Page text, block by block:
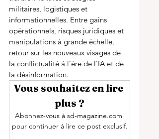
militaires, logistiques et
informationnelles. Entre gains
opérationnels, risques juridiques et
manipulations à grande échelle,
retour sur les nouveaux visages de
la conflictualité à l’ère de l’IA et de
la désinformation.
Vous souhaitez en lire
plus ?
Abonnez-vous à sd-magazine.com
pour continuer à lire ce post exclusif.